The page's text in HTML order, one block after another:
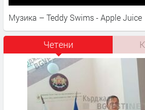
Музика – Teddy Swims - Apple Juice
Четени